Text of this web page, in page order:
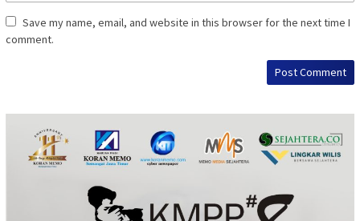
Save my name, email, and website in this browser for the next time I
comment.